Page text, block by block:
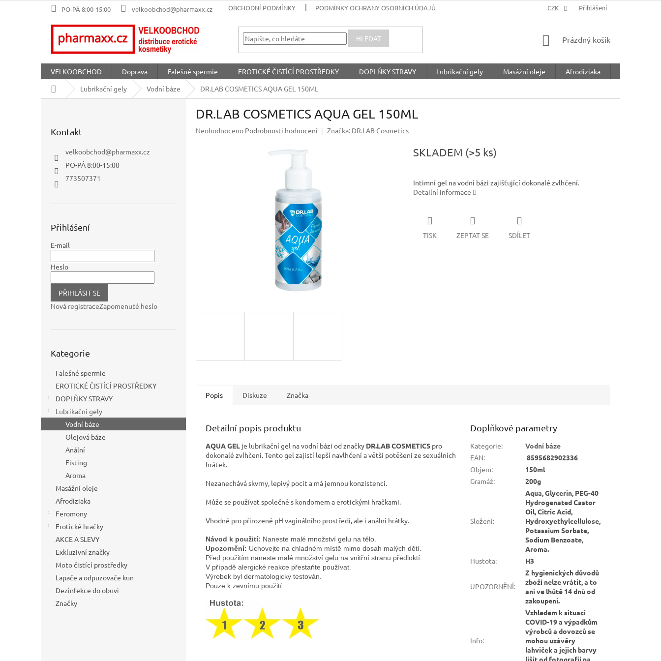
na
PO-PÁ 8:00-15:00 velkoobchod@pharmaxx.cz OBCHODNÍ PODMÍNKY PODMÍNKY OCHRANY OSOBNÍCH ÚDAJŮ CZK Přihlášení
HLEDAT
NÁKUPNÍ
Prázdný košík
VELKOOBCHOD Doprava Falešné spermie EROTICKÉ ČISTÍCÍ PROSTŘEDKY DOPLŇKY STRAVY Lubrikační gely Masážní oleje Afrodiziaka
Domů
Lubrikační gely Vodní báze DR.LAB COSMETICS AQUA GEL 150ML
Kontakt
velkoobchod@pharmaxx.cz
PO-PÁ 8:00-15:00
773507371
Přihlášení
E-mail
Heslo
PŘIHLÁSIT SE
Nová registraceZapomenuté heslo
kategorie
Kategorie
Falešné spermie
EROTICKÉ ČISTÍCÍ PROSTŘEDKY
DOPLŇKY STRAVY
Lubrikační gely
Vodní báze
Olejová báze
Anální
Fisting
Aroma
Masážní oleje
Afrodiziaka
Feromony
Erotické hračky
AKCE A SLEVY
Exkluzivní značky
Moto čistící prostředky
Lapače a odpuzovače kun
Dezinfekce do obuvi
Značky
DR.LAB COSMETICS AQUA GEL 150ML
Průměrné
Neohodnoceno Podrobnosti hodnocení Značka: DR.LAB Cosmetics
SKLADEM (>5 ks)
Intimní gel na vodní bázi zajišťující dokonalé zvlhčení.
Detailní informace
TISK ZEPTAT SE SDÍLET
Popis Diskuze Značka
Detailní popis produktu
AQUA GEL je lubrikační gel na vodní bázi od značky DR.LAB COSMETICS pro
dokonalé zvlhčení. Tento gel zajistí lepší navlhčení a větší potěšení ze sexuálních
hrátek.
Nezanechává skvrny, lepivý pocit a má jemnou konzistenci.
Může se používat společně s kondomem a erotickými hračkami.
Vhodné pro přirozené pH vaginálního prostředí, ale i anální hrátky.
Návod k použití: Naneste malé množství gelu na tělo.
Upozornění: Uchovejte na chladném místě mimo dosah malých dětí.
Před použitím naneste malé množství gelu na vnitřní stranu předloktí.
V případě alergické reakce přestaňte používat.
Výrobek byl dermatologicky testován.
Pouze k zevnímu použití.
Doplňkové parametry
Kategorie:
Vodní báze
EAN:
8595682902336
Objem:
150ml
Gramáž: 200g
Složení:
Aqua, Glycerin, PEG-40
Hydrogenated Castor
Oil, Citric Acid,
Hydroxyethylcellulose,
Potassium Sorbate,
Sodium Benzoate,
Aroma.
Hustota: H3
UPOZORNĚNÍ:
Z hygienických důvodů
zboží nelze vrátit, a to
ani ve lhůtě 14 dnů od
zakoupení.
Info:
Vzhledem k situaci
COVID-19 a výpadkům
výrobců a dovozců se
mohou uzávěry
lahviček a jejich barvy
lišit od fotografií na